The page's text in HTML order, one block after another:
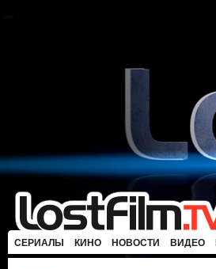
СЕРИАЛЫ КИНО НОВОСТИ ВИДЕО